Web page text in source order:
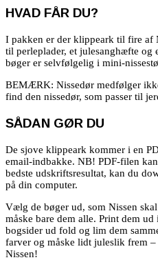
HVAD FÅR DU?
I pakken er der klippeark til fire af
til perleplader, et julesanghæfte
bøger er selvfølgelig i mini-
BEMÆRK: Nissedør medfølger
find den nissedør, som passer til
SÅDAN GØR DU
De sjove klippeark kommer i en
email-indbakke. NB! PDF-filen
bedste udskriftsresultat, kan du
på din computer.
Vælg de bøger ud, som Nissen
måske bare dem alle. Print dem
bogsider ud fold og lim dem
farver og måske lidt juleslik frem –
Nissen!